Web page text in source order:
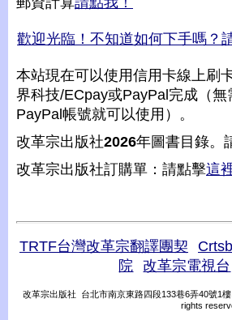
歡迎光臨！不知道如何下手嗎？
本站現在可以使用信用卡線上刷
界科技/ECpay或PayPal完成（
PayPal帳號就可以使用）。
改革宗出版社2026年圖書目錄。
改革宗出版社訂購單：請點擊這
TRTF台灣改革宗翻譯團契
院
改革宗電視台
改革宗出版社 台北市南京東路四段133巷6弄40號1
rights